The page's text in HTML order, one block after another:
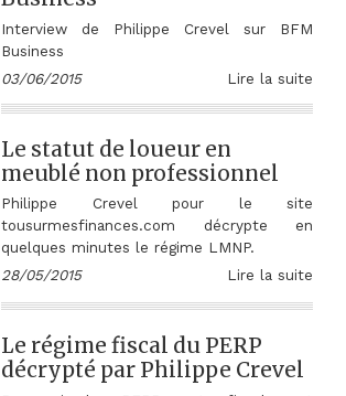
Interview de Philippe Crevel sur BFM
Business
03/06/2015
Lire la suite
Le statut de loueur en
meublé non professionnel
Philippe Crevel pour le site
tousurmesfinances.com décrypte en
quelques minutes le régime LMNP.
28/05/2015
Lire la suite
Le régime fiscal du PERP
décrypté par Philippe Crevel